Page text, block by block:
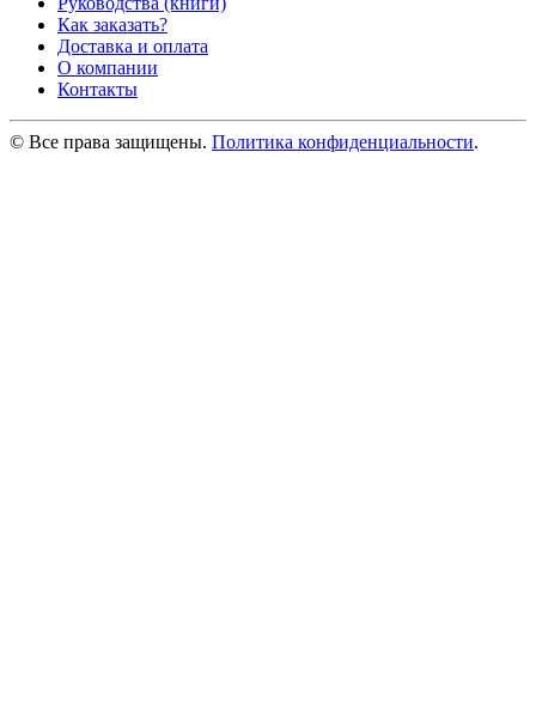
Как заказать?
Доставка и оплата
О компании
Контакты
© Все права защищены. Политика конфиденциальности.